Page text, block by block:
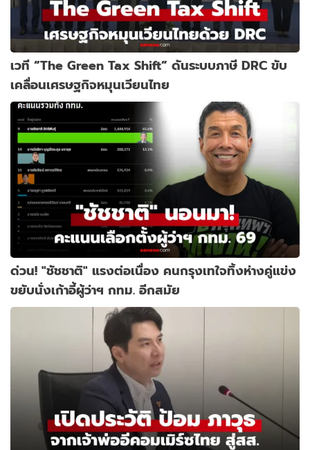
เวที “The Green Tax Shift” ดันระบบภาษี DRC ขับ
เคลื่อนเศรษฐกิจหมุนเวียนไทย
ด่วน! "ชัชชาติ" แรงต่อเนื่อง คนกรุงเทใจทิ้งห่างคู่แข่ง
ขยับนั่งเก้าอี้ผู้ว่าฯ กทม. อีกสมัย